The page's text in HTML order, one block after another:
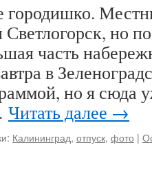
городишко.
но
часть
в
но я сюда
Читать далее →
Калининград, отпуск, фото |